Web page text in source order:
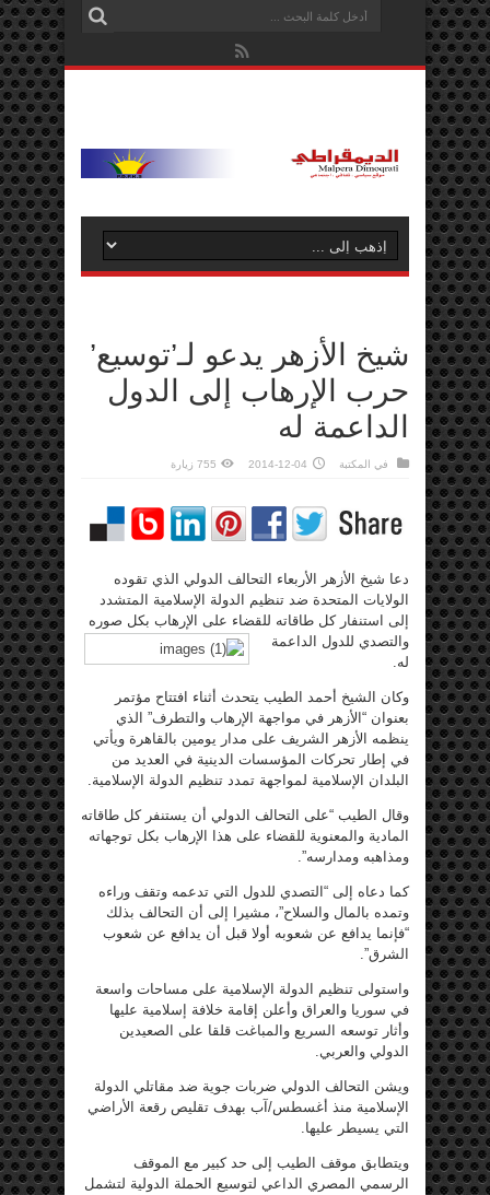
شيخ الأزهر يدعو لـ’توسيع’
حرب الإرهاب إلى الدول
الداعمة له
في المكتبة 2014-12-04 755 زيارة
دعا شيخ الأزهر الأربعاء التحالف الدولي الذي تقوده
الولايات المتحدة ضد تنظيم الدولة الإسلامية المتشدد
إلى استنفار كل طاقاته للقضاء على الإرهاب بكل صوره
والتصدي للدول الداعمة
له.
وكان الشيخ أحمد الطيب يتحدث أثناء افتتاح مؤتمر
بعنوان “الأزهر في مواجهة الإرهاب والتطرف” الذي
ينظمه الأزهر الشريف على مدار يومين بالقاهرة ويأتي
في إطار تحركات المؤسسات الدينية في العديد من
البلدان الإسلامية لمواجهة تمدد تنظيم الدولة الإسلامية.
وقال الطيب “على التحالف الدولي أن يستنفر كل طاقاته
المادية والمعنوية للقضاء على هذا الإرهاب بكل توجهاته
ومذاهبه ومدارسه”.
كما دعاه إلى “التصدي للدول التي تدعمه وتقف وراءه
وتمده بالمال والسلاح”، مشيرا إلى أن التحالف بذلك
“فإنما يدافع عن شعوبه أولا قبل أن يدافع عن شعوب
الشرق”.
واستولى تنظيم الدولة الإسلامية على مساحات واسعة
في سوريا والعراق وأعلن إقامة خلافة إسلامية عليها
وأثار توسعه السريع والمباغت قلقا على الصعيدين
الدولي والعربي.
ويشن التحالف الدولي ضربات جوية ضد مقاتلي الدولة
الإسلامية منذ أغسطس/آب بهدف تقليص رقعة الأراضي
التي يسيطر عليها.
ويتطابق موقف الطيب إلى حد كبير مع الموقف
الرسمي المصري الداعي لتوسيع الحملة الدولية لتشمل